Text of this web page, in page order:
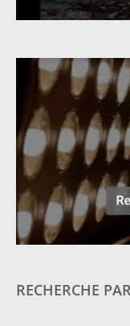
RECHERCHE